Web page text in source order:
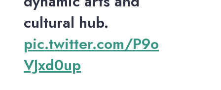
cultural hub.
pic.twitter.com/P9o
VJxd0up